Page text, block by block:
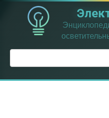
Перейти
контенту
Поиск: